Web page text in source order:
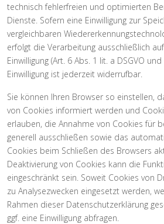
technisch fehlerfreien und optimierten
Dienste. Sofern eine Einwilligung zur
vergleichbaren
erfolgt die Verarbeitung ausschließlich
Einwilligung (Art. 6 Abs. 1 lit. a DSGVO
Einwilligung ist jederzeit widerrufbar.
Sie können Ihren Browser so einstellen,
von Cookies informiert werden und
erlauben, die Annahme von Cookies für
generell ausschließen sowie das
Cookies beim Schließen des Browsers
Deaktivierung von Cookies kann die
eingeschränkt sein. Soweit Cookies von
zu Analysezwecken eingesetzt werden,
Rahmen dieser Datenschutzerklärung
ggf. eine Einwilligung abfragen.